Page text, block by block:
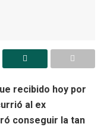
recibido hoy por
al ex
conseguir la tan